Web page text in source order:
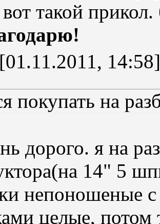
такой
[01.11.2011, 14:58]
покупать на
дорого. я на
14" 5
непоношеные
целые, потом